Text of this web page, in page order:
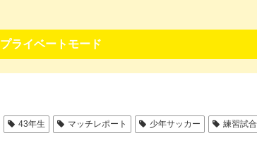
プライベートモード
43年生 マッチレポート 少年サッカー 練習試合